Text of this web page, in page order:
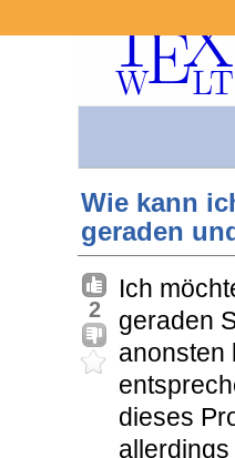
Wie kann
geraden
2
Ich
geraden
anonsten
dieses